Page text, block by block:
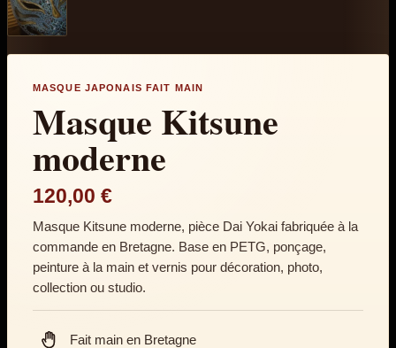
MASQUE JAPONAIS FAIT MAIN
Masque Kitsune
moderne
120,00 €
Masque Kitsune moderne, pièce Dai Yokai fabriquée à la
commande en Bretagne. Base en PETG, ponçage,
peinture à la main et vernis pour décoration, photo,
collection ou studio.
Fait main en Bretagne